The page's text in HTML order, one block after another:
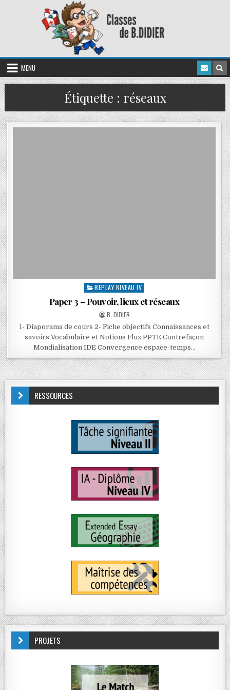
MENU
Étiquette : réseaux
REPLAY NIVEAU IV
Paper 3 – Pouvoir, lieux et réseaux
B. DIDIER
1- Diaporama de cours 2- Fiche objectifs Connaissances et
savoirs Vocabulaire et Notions Flux PPTE Contrefaçon
Mondialisation IDE Convergence espace-temps…
RESSOURCES
PROJETS